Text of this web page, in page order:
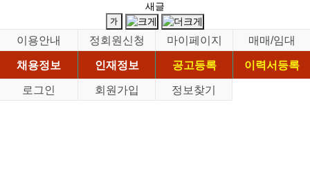
새글
이용안내 정회원신청 마이페이지
매매/임대
채용정보
인재정보 공고등록
이력서등록
로그인
회원가입 정보찾기